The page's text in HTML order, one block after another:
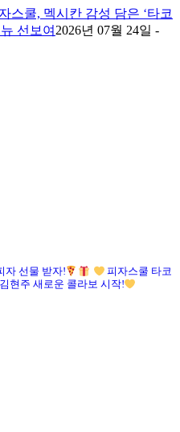
스쿨, 멕시칸 감성 담은 ‘타코
선보여 2026년 07월 24일 -
자 선물 받자!
피자스쿨 타코
현주 새로운 콜라보 시작!